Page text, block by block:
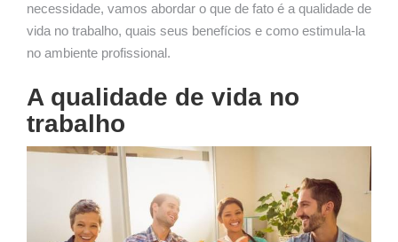
necessidade, vamos abordar o que de fato é a qualidade de
vida no trabalho, quais seus benefícios e como estimula-la
no ambiente profissional.
A qualidade de vida no
trabalho